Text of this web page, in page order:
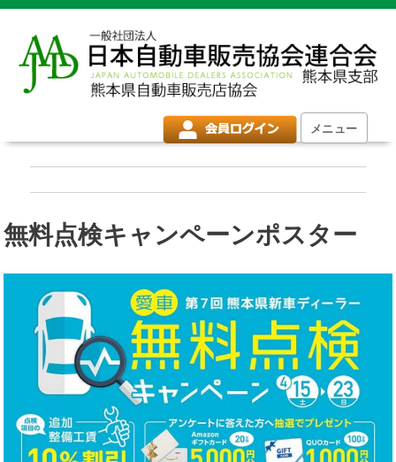
メニュー
無料点検キャンペーンポスター